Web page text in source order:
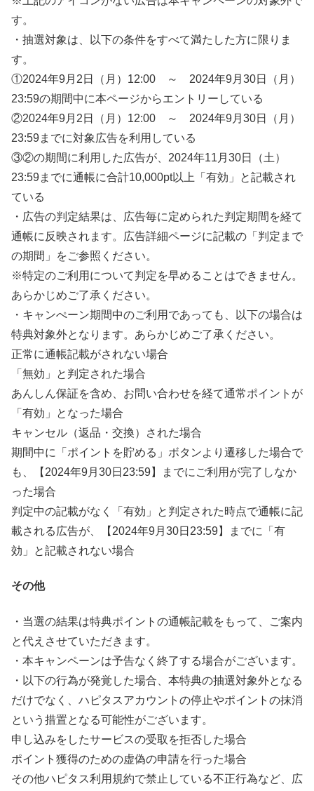
す。
・抽選対象は、以下の条件をすべて満たした方に限りま
す。
①2024年9月2日（月）12:00 ～ 2024年9月30日（月）
23:59の期間中に本ページからエントリーしている
②2024年9月2日（月）12:00 ～ 2024年9月30日（月）
23:59までに対象広告を利用している
③②の期間に利用した広告が、2024年11月30日（土）
23:59までに通帳に合計10,000pt以上「有効」と記載され
ている
・広告の判定結果は、広告毎に定められた判定期間を経て
通帳に反映されます。広告詳細ページに記載の「判定まで
の期間」をご参照ください。
※特定のご利用について判定を早めることはできません。
あらかじめご了承ください。
・キャンぺーン期間中のご利用であっても、以下の場合は
特典対象外となります。あらかじめご了承ください。
正常に通帳記載がされない場合
「無効」と判定された場合
あんしん保証を含め、お問い合わせを経て通常ポイントが
「有効」となった場合
キャンセル（返品・交換）された場合
期間中に「ポイントを貯める」ボタンより遷移した場合で
も、【2024年9月30日23:59】までにご利用が完了しなか
った場合
判定中の記載がなく「有効」と判定された時点で通帳に記
載される広告が、【2024年9月30日23:59】までに「有
効」と記載されない場合
その他
・当選の結果は特典ポイントの通帳記載をもって、ご案内
と代えさせていただきます。
・本キャンペーンは予告なく終了する場合がございます。
・以下の行為が発覚した場合、本特典の抽選対象外となる
だけでなく、ハピタスアカウントの停止やポイントの抹消
という措置となる可能性がございます。
申し込みをしたサービスの受取を拒否した場合
ポイント獲得のための虚偽の申請を行った場合
その他ハピタス利用規約で禁止している不正行為など、広